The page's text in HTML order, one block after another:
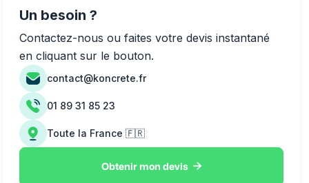
Un besoin ?
Contactez-nous ou faites votre devis instantané
en cliquant sur le bouton.
contact@koncrete.fr
01 89 31 85 23
Toute la France 🇫🇷
Obtenir mon devis 